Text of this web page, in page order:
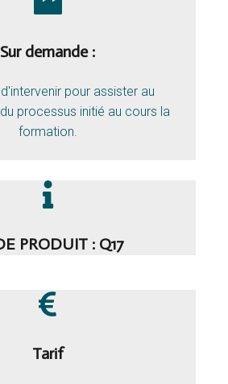
Sur demande :
pour assister au
processus initié au cours la
formation.
PRODUIT : Q17
Tarif